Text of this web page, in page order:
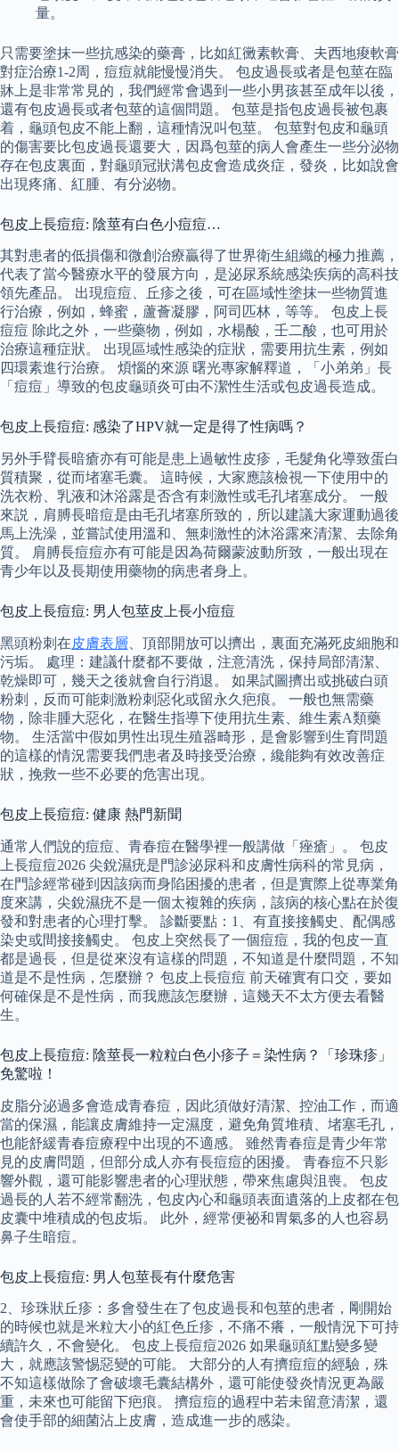
量。
只需要塗抹一些抗感染的藥膏，比如紅黴素軟膏、夫西地痠軟膏
對症治療1-2周，痘痘就能慢慢消失。 包皮過長或者是包莖在臨
牀上是非常常見的，我們經常會遇到一些小男孩甚至成年以後，
還有包皮過長或者包莖的這個問題。 包莖是指包皮過長被包裹
着，龜頭包皮不能上翻，這種情況叫包莖。 包莖對包皮和龜頭
的傷害要比包皮過長還要大，因爲包莖的病人會產生一些分泌物
存在包皮裏面，對龜頭冠狀溝包皮會造成炎症，發炎，比如說會
出現疼痛、紅腫、有分泌物。
包皮上長痘痘: 陰莖有白色小痘痘…
其對患者的低損傷和微創治療贏得了世界衛生組織的極力推薦，
代表了當今醫療水平的發展方向，是泌尿系統感染疾病的高科技
領先產品。 出現痘痘、丘疹之後，可在區域性塗抹一些物質進
行治療，例如，蜂蜜，蘆薈凝膠，阿司匹林，等等。 包皮上長
痘痘 除此之外，一些藥物，例如，水楊酸，壬二酸，也可用於
治療這種症狀。 出現區域性感染的症狀，需要用抗生素，例如
四環素進行治療。 煩惱的來源 曙光專家解釋道，「小弟弟」長
「痘痘」導致的包皮龜頭炎可由不潔性生活或包皮過長造成。
包皮上長痘痘: 感染了HPV就一定是得了性病嗎？
另外手臂長暗瘡亦有可能是患上過敏性皮疹，毛髮角化導致蛋白
質積聚，從而堵塞毛囊。 這時候，大家應該檢視一下使用中的
洗衣粉、乳液和沐浴露是否含有刺激性或毛孔堵塞成分。 一般
來説，肩膊長暗痘是由毛孔堵塞所致的，所以建議大家運動過後
馬上洗澡，並嘗試使用溫和、無刺激性的沐浴露來清潔、去除角
質。 肩膊長痘痘亦有可能是因為荷爾蒙波動所致，一般出現在
青少年以及長期使用藥物的病患者身上。
包皮上長痘痘: 男人包莖皮上長小痘痘
黑頭粉刺在皮膚表層 、頂部開放可以擠出，裏面充滿死皮細胞和
污垢。 處理：建議什麼都不要做，注意清洗，保持局部清潔、
乾燥即可，幾天之後就會自行消退。 如果試圖擠出或挑破白頭
粉刺，反而可能刺激粉刺惡化或留永久疤痕。 一般也無需藥
物，除非腫大惡化，在醫生指導下使用抗生素、維生素A類藥
物。 生活當中假如男性出現生殖器畸形，是會影響到生育問題
的這樣的情況需要我們患者及時接受治療，纔能夠有效改善症
狀，挽救一些不必要的危害出現。
包皮上長痘痘: 健康 熱門新聞
通常人們說的痘痘、青春痘在醫學裡一般講做「痤瘡」。 包皮
上長痘痘2026 尖銳濕疣是門診泌尿科和皮膚性病科的常見病，
在門診經常碰到因該病而身陷困擾的患者，但是實際上從專業角
度來講，尖銳濕疣不是一個太複雜的疾病，該病的核心點在於復
發和對患者的心理打擊。 診斷要點：1、有直接接觸史、配偶感
染史或間接接觸史。 包皮上突然長了一個痘痘，我的包皮一直
都是過長，但是從來沒有這樣的問題，不知道是什麼問題，不知
道是不是性病，怎麼辦？ 包皮上長痘痘 前天確實有口交，要如
何確保是不是性病，而我應該怎麼辦，這幾天不太方便去看醫
生。
包皮上長痘痘: 陰莖長一粒粒白色小疹子＝染性病？「珍珠疹」
免驚啦！
皮脂分泌過多會造成青春痘，因此須做好清潔、控油工作，而適
當的保濕，能讓皮膚維持一定濕度，避免角質堆積、堵塞毛孔，
也能舒緩青春痘療程中出現的不適感。 雖然青春痘是青少年常
見的皮膚問題，但部分成人亦有長痘痘的困擾。 青春痘不只影
響外觀，還可能影響患者的心理狀態，帶來焦慮與沮喪。 包皮
過長的人若不經常翻洗，包皮內心和龜頭表面遺落的上皮都在包
皮囊中堆積成的包皮垢。 此外，經常便祕和胃氣多的人也容易
鼻子生暗痘。
包皮上長痘痘: 男人包莖長有什麼危害
2、珍珠狀丘疹：多會發生在了包皮過長和包莖的患者，剛開始
的時候也就是米粒大小的紅色丘疹，不痛不癢，一般情況下可持
續許久，不會變化。 包皮上長痘痘2026 如果龜頭紅點變多變
大，就應該警惕惡變的可能。 大部分的人有擠痘痘的經驗，殊
不知這樣做除了會破壞毛囊結構外，還可能使發炎情況更為嚴
重，未來也可能留下疤痕。 擠痘痘的過程中若未留意清潔，還
會使手部的細菌沾上皮膚，造成進一步的感染。